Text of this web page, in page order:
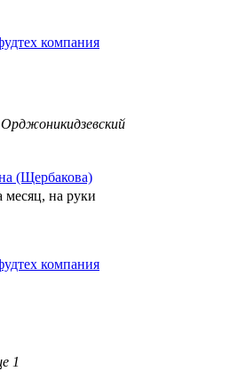
компания
(Щербакова)
месяц, на руки
компания
1